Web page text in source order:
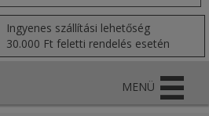
Ingyenes szállítási lehetőség
30.000 Ft feletti rendelés esetén
MENÜ